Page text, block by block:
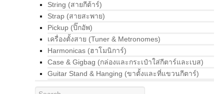
String (สายกีต้าร์)
Strap (สายสะพาย)
Pickup (ปิ๊กอัพ)
เครื่องตั้งสาย (Tuner & Metronomes)
Harmonicas (ฮาโมนิการ์)
Case & Gigbag (กล่องและกระเป๋าใส่กีตาร์และเบส)
Guitar Stand & Hanging (ขาตั้งและที่แขวนกีตาร์)